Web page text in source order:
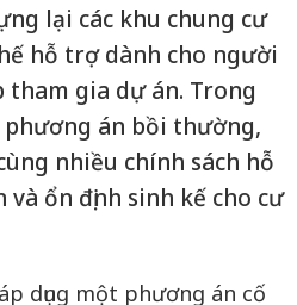
lại các khu chung cư
hỗ trợ dành cho người
tham gia dự án. Trong
phương án bồi thường,
nhiều chính sách hỗ
ổn định sinh kế cho cư
dụng một phương án cố